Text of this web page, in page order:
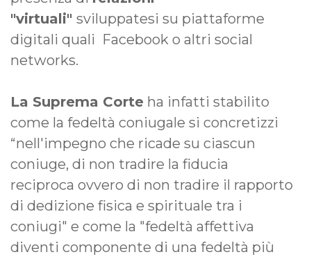
"virtuali" sviluppatesi su piattaforme
digitali quali Facebook o altri social
networks.
La Suprema Corte ha infatti stabilito
come la fedeltà coniugale si concretizzi
“nell'impegno che ricade su ciascun
coniuge, di non tradire la fiducia
reciproca ovvero di non tradire il rapporto
di dedizione fisica e spirituale tra i
coniugi" e come la "fedeltà affettiva
diventi componente di una fedeltà più